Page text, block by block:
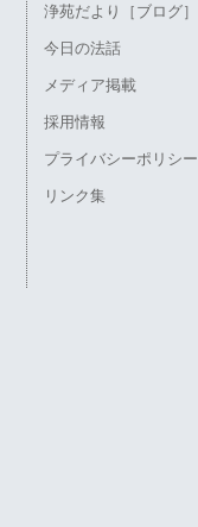
浄苑だより［ブログ］
今日の法話
メディア掲載
採用情報
プライバシーポリシー
リンク集